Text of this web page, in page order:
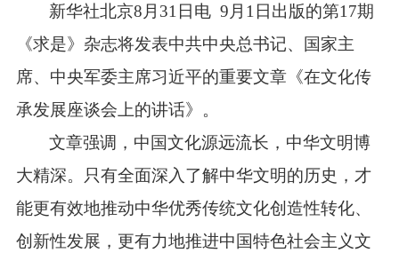
新华社北京8 月 31 日电 9 月 1 日出版的第17期
《求是》杂志将发表中共中央总书记、国家主
席、中央军委主席习近平的重要文章《在文化传
承发展座谈会上的讲话》。
文章强调，中国文化源远流长，中华文明博
大精深。只有全面深入了解中华文明的历史，才
能更有效地推动中华优秀传统文化创造性转化、
创新性发展，更有力地推进中国特色社会主义文